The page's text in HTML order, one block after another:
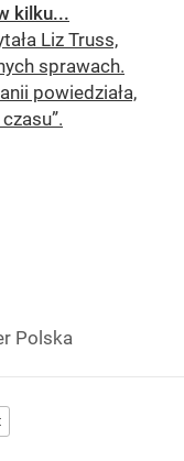
kilku...
Liz Truss,
sprawach.
powiedziała,
Polska